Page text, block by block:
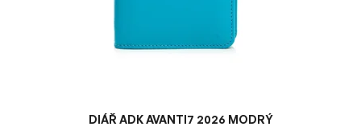
DIÁŘ ADK AVANTI7 2026 MODRÝ